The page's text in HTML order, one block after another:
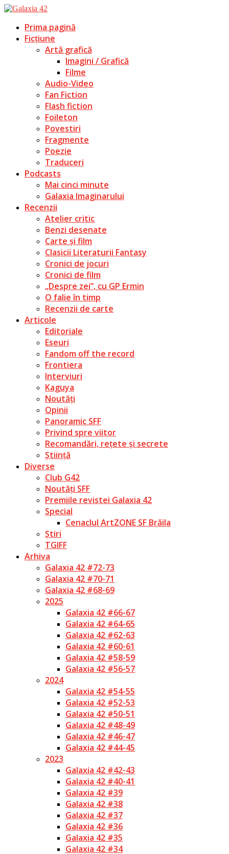
Prima pagină
Ficțiune
Artă grafică
Imagini / Grafică
Filme
Audio-Video
Fan Fiction
Flash fiction
Foileton
Povestiri
Fragmente
Poezie
Traduceri
Podcasts
Mai cinci minute
Galaxia Imaginarului
Recenzii
Atelier critic
Benzi desenate
Carte și film
Clasicii Literaturii Fantasy
Cronici de jocuri
Cronici de film
„Despre zei”, cu GP Ermin
O falie în timp
Recenzii de carte
Articole
Editoriale
Eseuri
Fandom off the record
Frontiera
Interviuri
Kaguya
Noutăți
Opinii
Panoramic SFF
Privind spre viitor
Recomandări, rețete și secrete
Știință
Diverse
Club G42
Noutăți SFF
Premiile revistei Galaxia 42
Special
Cenaclul ArtZONE SF Brăila
Știri
TGIFF
Arhiva
Galaxia 42 #72-73
Galaxia 42 #70-71
Galaxia 42 #68-69
2025
Galaxia 42 #66-67
Galaxia 42 #64-65
Galaxia 42 #62-63
Galaxia 42 #60-61
Galaxia 42 #58-59
Galaxia 42 #56-57
2024
Galaxia 42 #54-55
Galaxia 42 #52-53
Galaxia 42 #50-51
Galaxia 42 #48-49
Galaxia 42 #46-47
Galaxia 42 #44-45
2023
Galaxia 42 #42-43
Galaxia 42 #40-41
Galaxia 42 #39
Galaxia 42 #38
Galaxia 42 #37
Galaxia 42 #36
Galaxia 42 #35
Galaxia 42 #34